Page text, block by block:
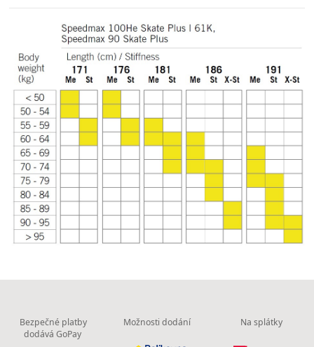
Bezpečné platby
dodává GoPay
Možnosti dodání Na splátky